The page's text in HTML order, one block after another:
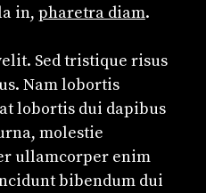
in, pharetra diam.
Sed tristique risus
Nam lobortis
lobortis dui dapibus
molestie
ullamcorper enim
bibendum dui